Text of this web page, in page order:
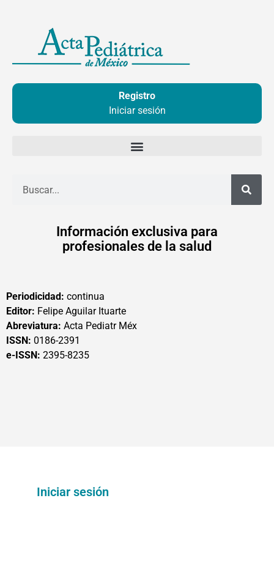
contenido
Registro
Iniciar sesión
Información exclusiva para
profesionales de la salud
Periodicidad: continua
Editor: Felipe Aguilar Ituarte
Abreviatura: Acta Pediatr Méx
ISSN: 0186-2391
e-ISSN: 2395-8235
Iniciar sesión